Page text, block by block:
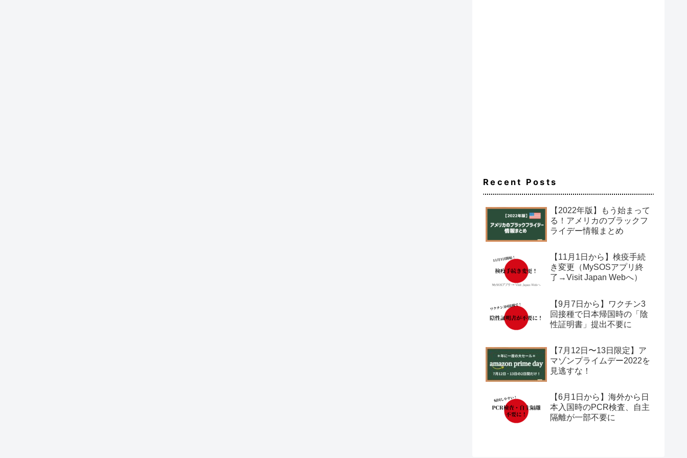
Recent Posts
【2022年版】もう始まって
る！アメリカのブラックフ
ライデー情報まとめ
【11月1日から】検疫手続
き変更（MySOSアプリ終
了→Visit Japan Webへ）
【9月7日から】ワクチン3
回接種で日本帰国時の「陰
性証明書」提出不要に
【7月12日〜13日限定】ア
マゾンプライムデー2022を
見逃すな！
【6月1日から】海外から日
本入国時のPCR検査、自主
隔離が一部不要に